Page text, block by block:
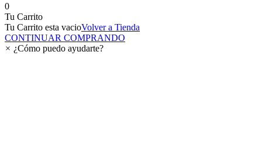
0
Tu Carrito
Tu Carrito esta vacioVolver a Tienda
CONTINUAR COMPRANDO
× ¿Cómo puedo ayudarte?